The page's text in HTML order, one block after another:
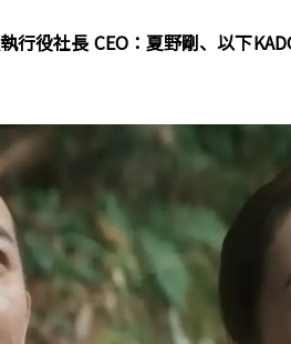
行役社長 CEO：夏野剛、以下